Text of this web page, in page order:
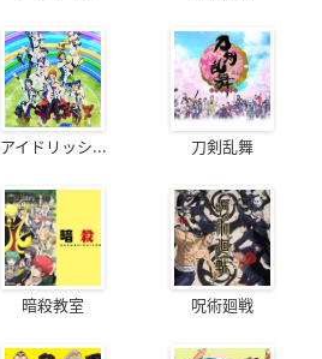
アイドリッシ... 刀剣乱舞
暗殺教室 呪術廻戦